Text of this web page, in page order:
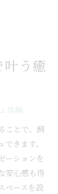
の理由
ト紹介
し方
り方
集
底解説
う癒
体験
ことで、飼
きます。
ーションを
安心感も得
ペースを設